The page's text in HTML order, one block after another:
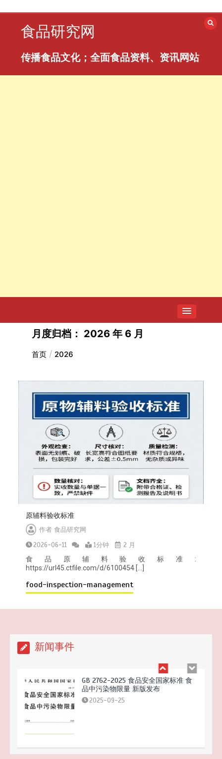
食品研究网
传播食品文化；全面食品资料、资讯网站
月度归档： 2026 年 6 月
首页 2026
原辅料验收标准
作者食品研究网
2026-06-11
1分钟
2 月
食品原辅料验收标准:
https://url45.ctfile.com/d/6100454 […]
food-inspection-management
新闻事件
关于天水市麦积区培心幼儿园幼儿血
铅异常问题调查处置情况的通报
2025-07-14
7家电商平台 “幽灵外卖”系列案作出行
GB 2762-2025 食品安全国家标准 食
品中污染物限量 新版发布
2025-09-25